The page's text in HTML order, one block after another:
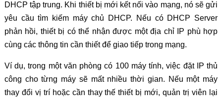
DHCP tập trung. Khi thiết bị mới kết nối vào mạng, nó sẽ gửi
yêu cầu tìm kiếm máy chủ DHCP. Nếu có DHCP Server
phản hồi, thiết bị có thể nhận được một địa chỉ IP phù hợp
cùng các thông tin cần thiết để giao tiếp trong mạng.
Ví dụ, trong một văn phòng có 100 máy tính, việc đặt IP thủ
công cho từng máy sẽ mất nhiều thời gian. Nếu một máy
thay đổi vị trí hoặc cần thay thế thiết bị mới, quản trị viên lại